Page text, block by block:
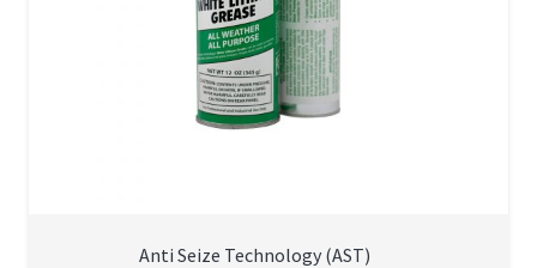
Anti Seize Technology (AST)